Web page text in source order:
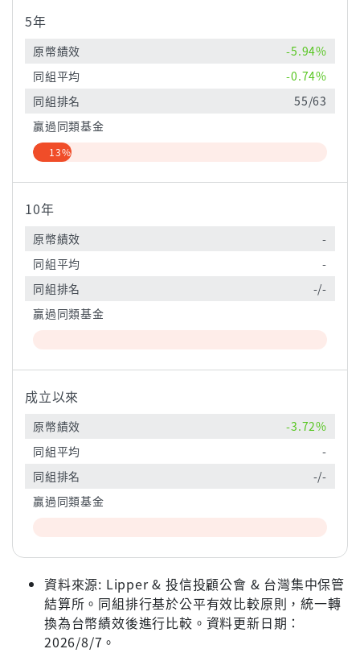
5年
原幣績效
-5.94%
同組平均
-0.74%
同組排名
55/63
贏過同類基金
13%
10年
原幣績效
-
同組平均
-
同組排名
-/-
贏過同類基金
成立以來
原幣績效
-3.72%
同組平均
-
同組排名
-/-
贏過同類基金
資料來源: Lipper & 投信投顧公會 & 台灣集中保管
結算所。同組排行基於公平有效比較原則，統一轉
換為台幣績效後進行比較。資料更新日期：
2026/8/7。